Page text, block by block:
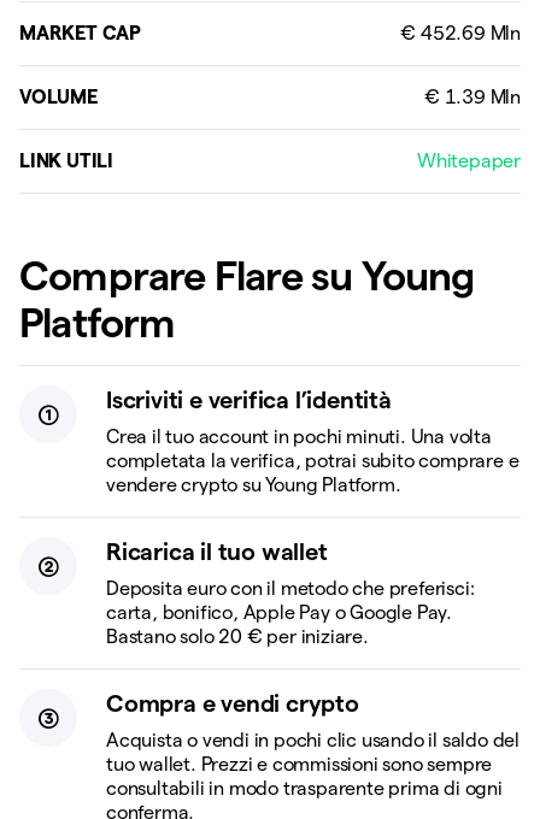
MARKET CAP
VOLUME
LINK UTILI Whitepaper
Comprare Flare su Young
Platform
Iscriviti e verifica l’identità
Crea il tuo account in pochi minuti. Una volta
completata la verifica, potrai subito comprare e
vendere crypto su Young Platform.
Ricarica il tuo wallet
Deposita euro con il metodo che preferisci:
carta, bonifico, Apple Pay o Google Pay.
Bastano solo 20 € per iniziare.
Compra e vendi crypto
Acquista o vendi in pochi clic usando il saldo del
tuo wallet. Prezzi e commissioni sono sempre
consultabili in modo trasparente prima di ogni
conferma.